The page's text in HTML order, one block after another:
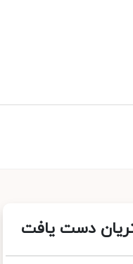
دست یافت